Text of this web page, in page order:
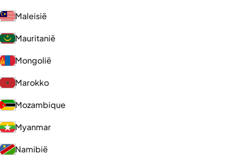
Maleisië
Mauritanië
Mongolië
Marokko
Mozambique
Myanmar
Namibië